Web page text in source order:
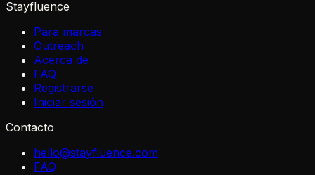
Stayfluence
Para marcas
Outreach
Acerca de
FAQ
Registrarse
Iniciar sesión
Contacto
hello@stayfluence.com
FAQ